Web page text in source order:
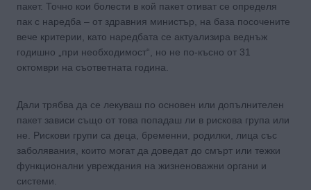
пакет. Точно кои болести в кой пакет отиват се определя
пак с наредба – от здравния министър, на база посочените
вече критерии, като наредбата се актуализира веднъж
годишно „при необходимост“, но не по-късно от 31
октомври на съответната година.
Дали трябва да се лекуваш по основен или допълнителен
пакет зависи също от това попадаш ли в рискова група или
не. Рискови групи са деца, бременни, родилки, лица със
заболявания, които могат да доведат до смърт или тежки
функционални увреждания на жизненоважни органи и
системи.